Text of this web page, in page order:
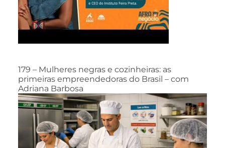
179 – Mulheres negras e cozinheiras: as
primeiras empreendedoras do Brasil – com
Adriana Barbosa